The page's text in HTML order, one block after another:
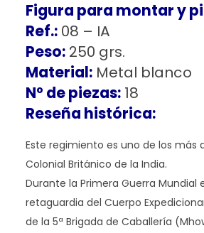
Figura para montar y
Ref.: 08 – IA
Peso: 250 grs.
Material: Metal blanco
Nº de piezas: 18
Reseña histórica:
Este regimiento es uno de los más
Colonial Británico de la India.
Durante la Primera Guerra
retaguardia del Cuerpo
de la 5ª Brigada de Caballería